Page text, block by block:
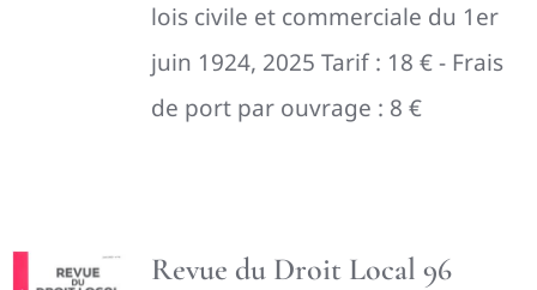
lois civile et commerciale du 1er
juin 1924, 2025 Tarif : 18 € - Frais
de port par ouvrage : 8 €
Revue du Droit Local 96